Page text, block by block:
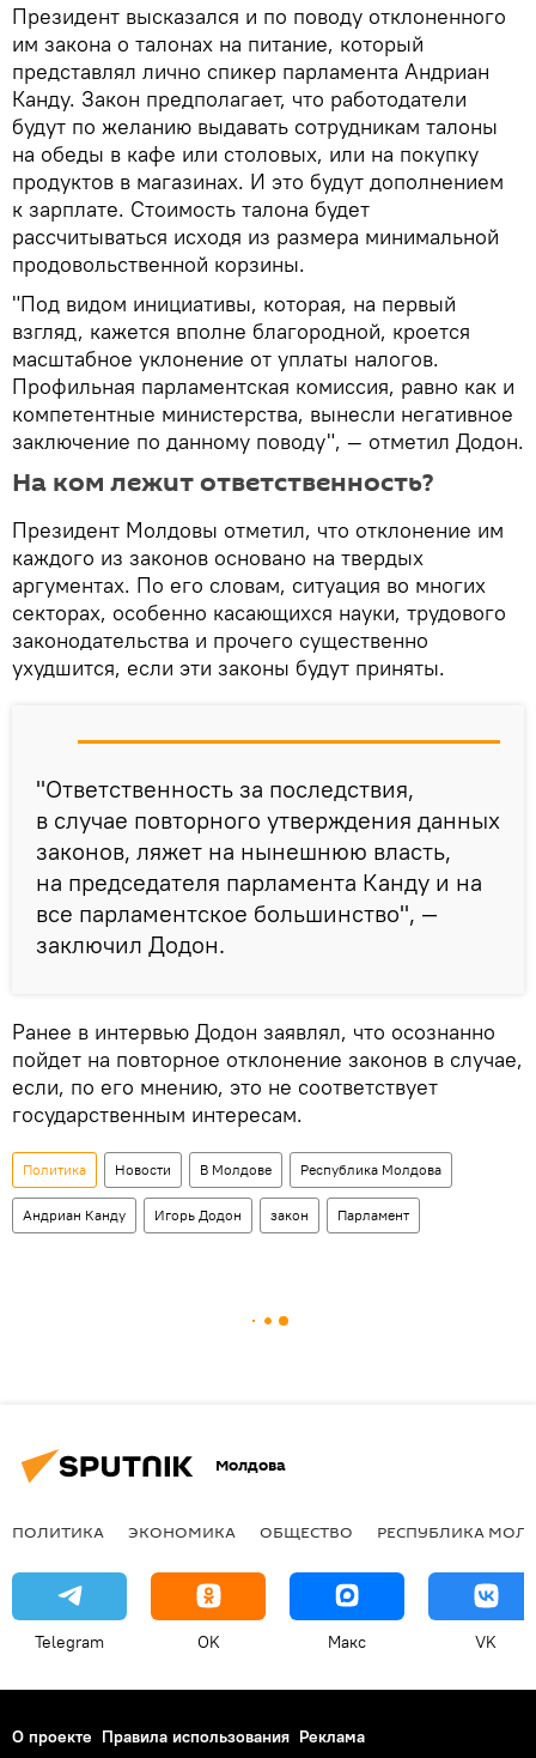
Президент высказался и по поводу отклоненного
им закона о талонах на питание, который
представлял лично спикер парламента Андриан
Канду. Закон предполагает, что работодатели
будут по желанию выдавать сотрудникам талоны
на обеды в кафе или столовых, или на покупку
продуктов в магазинах. И это будут дополнением
к зарплате. Стоимость талона будет
рассчитываться исходя из размера минимальной
продовольственной корзины.
"Под видом инициативы, которая, на первый
взгляд, кажется вполне благородной, кроется
масштабное уклонение от уплаты налогов.
Профильная парламентская комиссия, равно как и
компетентные министерства, вынесли негативное
заключение по данному поводу", — отметил Додон.
На ком лежит ответственность?
Президент Молдовы отметил, что отклонение им
каждого из законов основано на твердых
аргументах. По его словам, ситуация во многих
секторах, особенно касающихся науки, трудового
законодательства и прочего существенно
ухудшится, если эти законы будут приняты.
"Ответственность за последствия,
в случае повторного утверждения данных
законов, ляжет на нынешнюю власть,
на председателя парламента Канду и на
все парламентское большинство", —
заключил Додон.
Ранее в интервью Додон заявлял, что осознанно
пойдет на повторное отклонение законов в случае,
если, по его мнению, это не соответствует
государственным интересам.
Политика Новости В Молдове Республика Молдова
Андриан Канду Игорь Додон закон Парламент
Молдова
ПОЛИТИКА ЭКОНОМИКА ОБЩЕСТВО РЕСПУБЛИКА
Telegram OK Макс VK
О проекте Правила использования Реклама